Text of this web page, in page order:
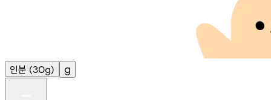
인분 (30g) g